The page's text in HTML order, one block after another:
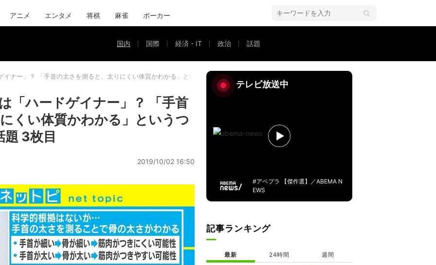
アニメ エンタメ 将棋 麻雀 ポーカー
国内 国際 経済・IT 政治 話題
イナー」？ 「手首の太さを測ると、太りにくい体質かわかる」というつぶやきがTwitter上で話題
「ハードゲイナー」？ 「手首
くい体質かわかる」というつ
3枚目
2019/10/02 16:50
テレビ放送中
#アベプラ 【傑作選】／ABEMA N
EWS
記事ランキング
最新 24時間 週間